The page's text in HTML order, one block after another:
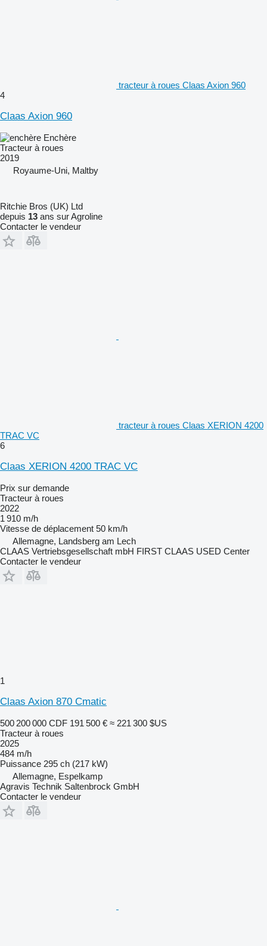
tracteur à roues Claas Axion 960
4
Claas Axion 960
Enchère
Tracteur à roues
2019
Royaume-Uni, Maltby
Ritchie Bros (UK) Ltd
depuis 13 ans sur Agroline
Contacter le vendeur
tracteur à roues Claas XERION 4200
TRAC VC
6
Claas XERION 4200 TRAC VC
Prix sur demande
Tracteur à roues
2022
1 910 m/h
Vitesse de déplacement 50 km/h
Allemagne, Landsberg am Lech
CLAAS Vertriebsgesellschaft mbH FIRST CLAAS USED Center
Contacter le vendeur
1
Claas Axion 870 Cmatic
500 200 000 CDF 191 500 € ≈ 221 300 $US
Tracteur à roues
2025
484 m/h
Puissance 295 ch (217 kW)
Allemagne, Espelkamp
Agravis Technik Saltenbrock GmbH
Contacter le vendeur